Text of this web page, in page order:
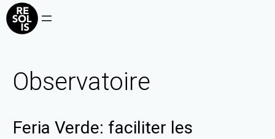
Observatoire
Feria Verde: faciliter les